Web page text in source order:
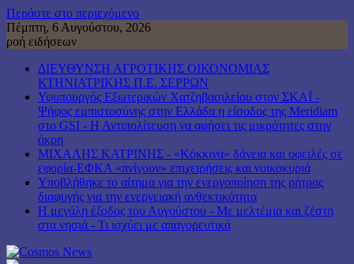
Περάστε στο περιεχόμενο
Πέμπτη, 6 Αυγούστου, 2026
ροή ειδήσεων
ΔΙΕΥΘΥΝΣΗ ΑΓΡΟΤΙΚΗΣ ΟΙΚΟΝΟΜΙΑΣ
ΚΤΗΝΙΑΤΡΙΚΗΣ Π.Ε. ΣΕΡΡΩΝ
Υφυπουργός Εξωτερικών Χατζηβασιλείου στον ΣΚΑΪ -
Ψήφος εμπιστοσύνης στην Ελλάδα η είσοδος της Meridiam
στο GSI - Η Αντιπολίτευση να αφήσει τις μικρότητες στην
άκρη
ΜΙΧΑΛΗΣ ΚΑΤΡΙΝΗΣ - «Κόκκινα» δάνεια και οφειλές σε
εφορία-ΕΦΚΑ «πνίγουν» επιχειρήσεις και νοικοκυριά
Υποβλήθηκε το αίτημα για την ενεργοποίηση της ρήτρας
διαφυγής για την ενεργειακή ανθεκτικότητα
Η μεγάλη έξοδος του Αυγούστου - Με μελτέμια και ζέστη
στα νησιά - Τι ισχύει με απαγορευτικά